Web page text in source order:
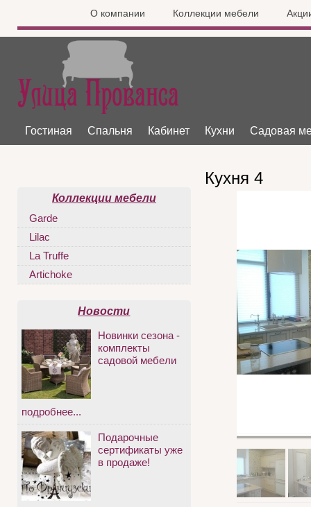
О компании Коллекции мебели
Гостиная Спальня Кабинет Кухни Садовая
Кухня 4
Коллекции мебели
Garde
Lilac
La Truffe
Artichoke
Новости
Новинки сезона -
комплекты
садовой мебели
подробнее...
Подарочные
сертификаты уже
в продаже!